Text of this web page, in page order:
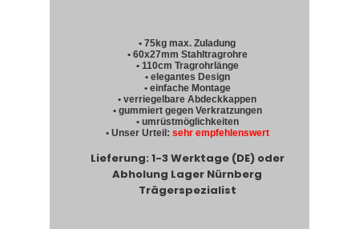
• 75kg max. Zuladung
• 60x27mm Stahltragrohre
• 110cm Tragrohrlänge
• elegantes Design
• einfache Montage
• verriegelbare Abdeckkappen
• gummiert gegen Verkratzungen
• umrüstmöglichkeiten
• Unser Urteil: sehr empfehlenswert
Lieferung: 1-3 Werktage (DE) oder
Abholung Lager Nürnberg
Trägerspezialist